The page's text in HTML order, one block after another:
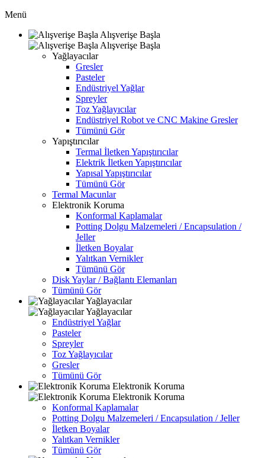
Menü
Alışverişe Başla
Alışverişe Başla
Yağlayacılar
Gresler
Pasteler
Endüstriyel Yağlar
Spreyler
Toz Yağlayıcılar
Endüstriyel Robot ve CNC Makine Gresler
Tümünü Gör
Yapıştırıcılar
Termal İletken Yapıştırıcılar
Elektrik İletken Yapıştırıcılar
Yapısal Yapıştırıcılar
Tümünü Gör
Termal Macunlar
Elektronik Koruma
Konformal Kaplamalar
Potting Dolgu Malzemeleri / Encapsulation /
Jeller
İletken Boyalar
Yalıtkan Vernikler
Tümünü Gör
Disk Yaylar / Bağlantı Elemanları
Tümünü Gör
Yağlayacılar
Yağlayacılar
Endüstriyel Yağlar
Pasteler
Spreyler
Toz Yağlayıcılar
Gresler
Tümünü Gör
Elektronik Koruma
Elektronik Koruma
Konformal Kaplamalar
Potting Dolgu Malzemeleri / Encapsulation / Jeller
İletken Boyalar
Yalıtkan Vernikler
Tümünü Gör